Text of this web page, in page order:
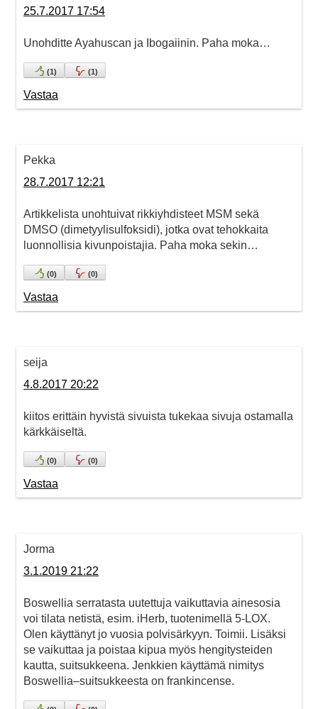
25.7.2017 17:54
Unohditte Ayahuscan ja Ibogaiinin. Paha moka…
(1) (1)
Vastaa
Pekka
28.7.2017 12:21
Artikkelista unohtuivat rikkiyhdisteet MSM sekä
DMSO (dimetyylisulfoksidi), jotka ovat tehokkaita
luonnollisia kivunpoistajia. Paha moka sekin…
(0) (0)
Vastaa
seija
4.8.2017 20:22
kiitos erittäin hyvistä sivuista tukekaa sivuja ostamalla
kärkkäiseltä.
(0) (0)
Vastaa
Jorma
3.1.2019 21:22
Boswellia serratasta uutettuja vaikuttavia ainesosia
voi tilata netistä, esim. iHerb, tuotenimellä 5-LOX.
Olen käyttänyt jo vuosia polvisärkyyn. Toimii. Lisäksi
se vaikuttaa ja poistaa kipua myös hengitysteiden
kautta, suitsukkeena. Jenkkien käyttämä nimitys
Boswellia–suitsukkeesta on frankincense.